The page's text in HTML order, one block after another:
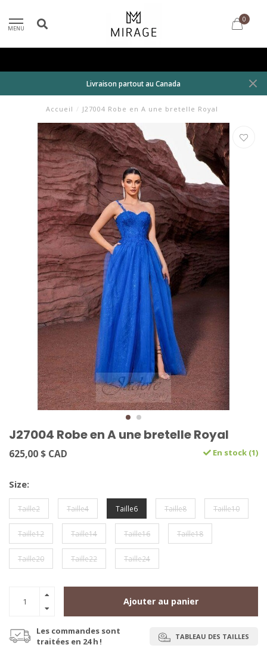
MENU
0
Livraison partout au Canada
Accueil / J27004 Robe en A une bretelle Royal
J27004 Robe en A une bretelle Royal
625,00 $ CAD En stock (1)
Size:
Taille2 Taille4 Taille6 Taille8 Taille10
Taille12 Taille14 Taille16 Taille18
Taille20 Taille22 Taille24
Ajouter au panier
Les commandes sont
traitées en 24 h !
TABLEAU DES TAILLES